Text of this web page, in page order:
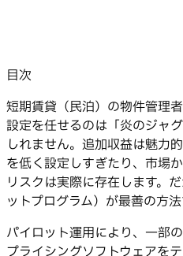
目次
短期賃貸（民泊）の物件管理
設定を任せるのは「炎のジャ
しれません。追加収益は魅力
を低く設定しすぎたり、市場
リスクは実際に存在します。
ットプログラム）が最善の方法
パイロット運用により、一部
プライシングソフトウェアを